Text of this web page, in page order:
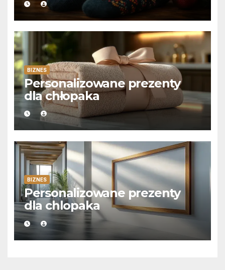
BIZNES
Personalizowane prezenty
dla chłopaka
BIZNES
Personalizowane prezenty
dla chlopaka